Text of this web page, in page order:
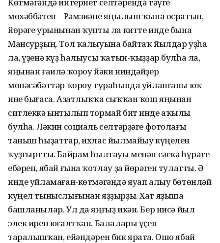
мөхәббәтен – Рәмзиәне яңылыш ҡына осратып,
йөрәге урынынан ҡупты ла китте инде бына
Мансурҙың. Тол ҡалыуына байтаҡ йылдар уҙһа
ла, үҙенә күҙ һалыусы ҡатын-ҡыҙҙар булһа ла,
яңынан ғаилә ҡороу йәки ниндәйҙер
мөнәсәбәттәр ҡороу тураһында уйланғаны юҡ
ине бығаса. Азатлыҡҡа сыҡҡан ҡош яңынан
ситлеккә ынтылып тормай бит инде аҡылы
булһа. Ләкин социаль селтәрҙәге фотолағы
таныш һыҙаттар, ихлас йылмайыу күңелен
ҡуҙғыртты. Байрам һылтауы менән сәскә һүрәте
ебәреп, ябай ғына ҡотлау ҙа йөрәген тулатты. Ә
инде уйламаған-көтмәгәндә яуап алыу бөтөнләй
күңел тыныслығынан яҙҙырҙы. Хат яҙыша
башланылар. Ул да яңғыҙ икән. Бер нисә йыл
элек ирен юғалтҡан. Балалары үҫеп
таралышҡан, ейәндәрен бик ярата. Ошо ябай